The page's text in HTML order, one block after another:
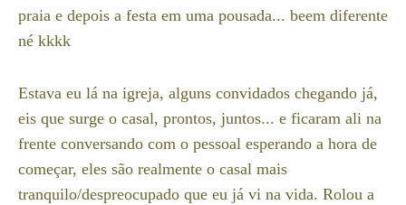
praia e depois a festa em uma pousada... beem diferente
né kkkk
Estava eu lá na igreja, alguns convidados chegando já,
eis que surge o casal, prontos, juntos... e ficaram ali na
frente conversando com o pessoal esperando a hora de
começar, eles são realmente o casal mais
tranquilo/despreocupado que eu já vi na vida. Rolou a